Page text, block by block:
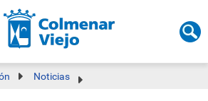
Noticias